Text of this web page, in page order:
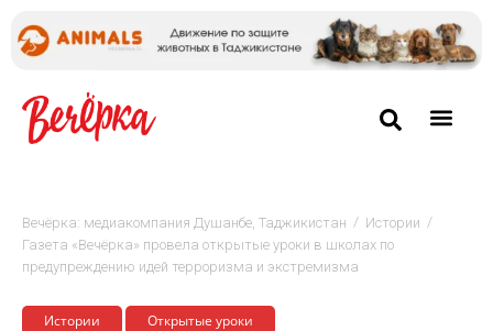
Вечёрка: медиакомпания Душанбе, Таджикистан / Истории /
Газета «Вечёрка» провела открытые уроки в школах по
предупреждению идей терроризма и экстремизма
Истории Открытые уроки